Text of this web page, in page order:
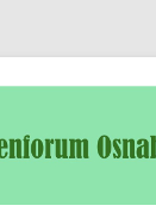
– Wir öffnen Ihnen